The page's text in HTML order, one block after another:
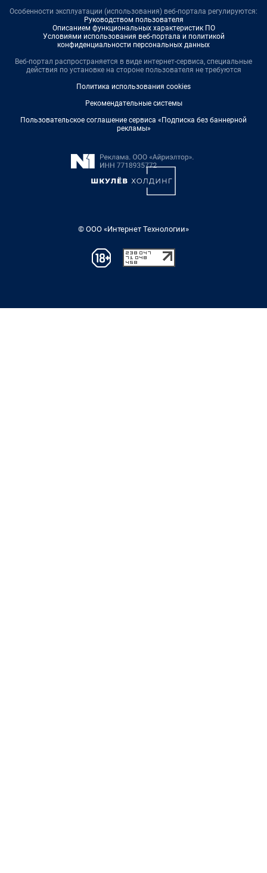
Особенности эксплуатации (использования) веб-портала регулируются:
Руководством пользователя
Описанием функциональных характеристик ПО
Условиями использования веб-портала и политикой
конфиденциальности персональных данных
Веб-портал распространяется в виде интернет-сервиса, специальные
действия по установке на стороне пользователя не требуются
Политика использования cookies
Рекомендательные системы
Пользовательское соглашение сервиса «Подписка без баннерной
рекламы»
© ООО «Интернет Технологии»